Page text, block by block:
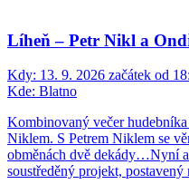
Líheň – Petr Nikl a
Kdy: 13. 9. 2026 začátek od
Kde: Blatno
Kombinovaný večer
Niklem. S Petrem Niklem se
obměnách dvě dekády…Nyní
soustředěný projekt,